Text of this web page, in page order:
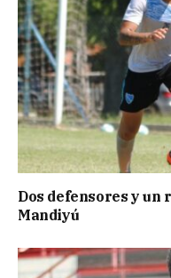
Dos defensores y un
Mandiyú